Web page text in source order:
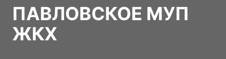
ПАВЛОВСКОЕ МУП
ЖКХ